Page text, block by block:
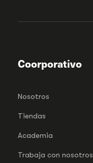
Coorporativo
Nosotros
Tiendas
Academia
Trabaja con nosotros